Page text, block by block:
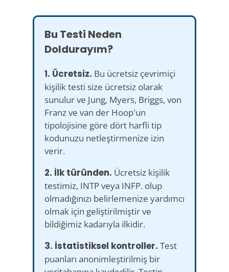
Bu Testi Neden
Doldurayım?
1. Ücretsiz. Bu ücretsiz çevrimiçi
kişilik testi size ücretsiz olarak
sunulur ve Jung, Myers, Briggs, von
Franz ve van der Hoop'un
tipolojisine göre dört harfli tip
kodunuzu netleştirmenize izin
verir.
2. İlk türünden. Ücretsiz kişilik
testimiz, INTP veya INFP. olup
olmadığınızı belirlemenize yardımcı
olmak için geliştirilmiştir ve
bildiğimiz kadarıyla ilkidir.
3. İstatistiksel kontroller. Test
puanları anonimleştirilmiş bir